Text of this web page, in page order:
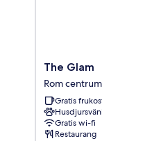
The
Glam
Rom
centrum
The Glam
Rom centrum
Gratis frukost
Husdjursvänligt
Gratis wi-fi
Restaurang